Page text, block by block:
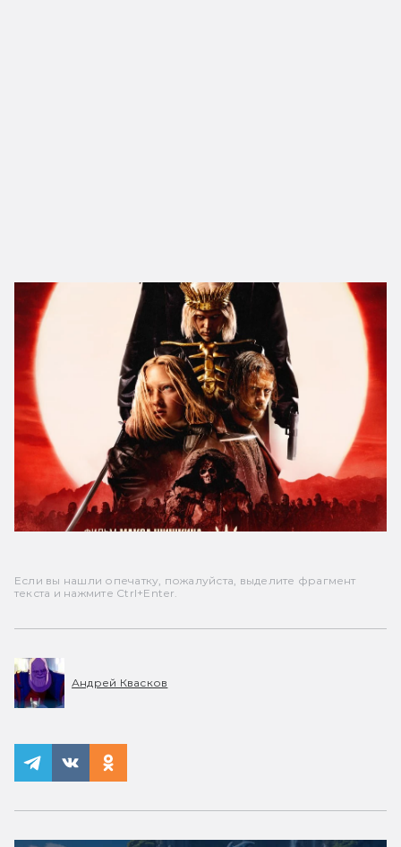
Если вы нашли опечатку, пожалуйста, выделите фрагмент
текста и нажмите Ctrl+Enter.
Андрей Квасков